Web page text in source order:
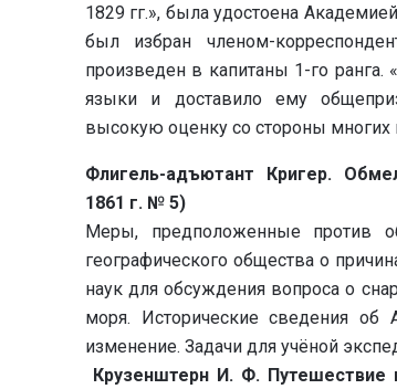
1829 гг.», была удостоена
был избран членом-
произведен в капитаны 1-го
языки и доставило ему
высокую оценку со стороны многих
Флигель-адъютант Кригер.
1861 г. № 5)
Меры, предположенные против
географического общества о
наук для обсуждения вопроса о
моря. Исторические сведения
изменение. Задачи для учёной
Крузенштерн И. Ф. Путешествие